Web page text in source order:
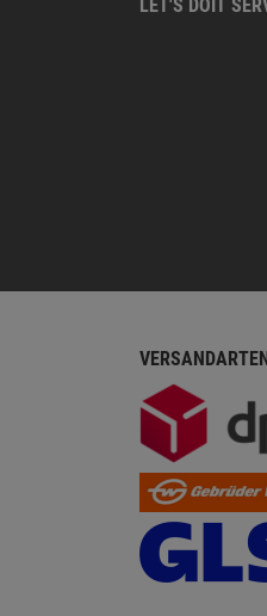
LET'S DOIT
VERSANDARTEN